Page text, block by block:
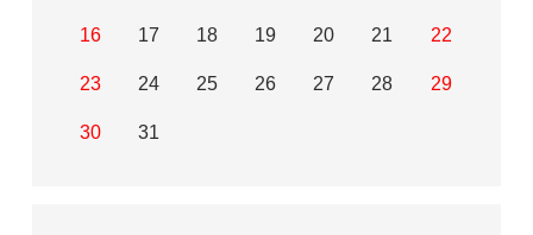
16 17 18 19 20 21 22
23 24 25 26 27 28 29
30 31